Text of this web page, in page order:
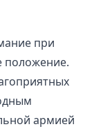
при
положение.
армией